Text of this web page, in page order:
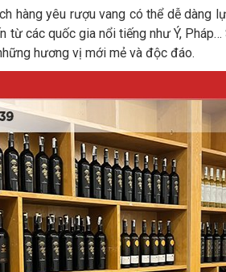
hàng yêu rượu vang có thể dễ dàng
từ các quốc gia nổi tiếng như Ý,
hương vị mới mẻ và độc đáo.